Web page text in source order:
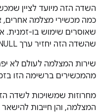
השדה הזה מיועד לציין
כמה מכשירי מצלמה אחרים,
שאוסרים שימוש בו-זמנית.
שהשדה הזה יחזיר ערך NULL כדי לציין זאת.
שירות המצלמה לעולם לא
מהמכשירים ברשימה הזו
מחרוזות שמשויכות לשדה
המצלמה, והן חייבות